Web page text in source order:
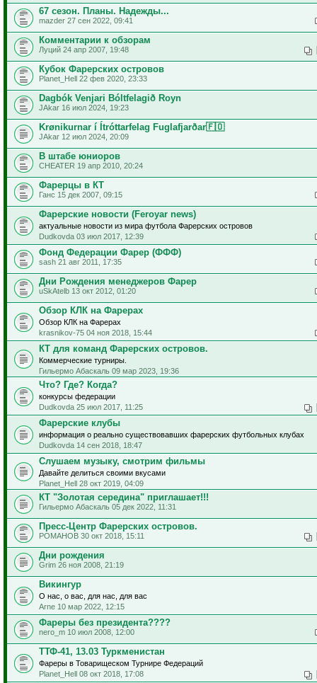
67 сезон. Планы. Надежды...
mazder 27 сен 2022, 09:41
Комментарии к обзорам
Луций 24 апр 2007, 19:48
Кубок Фарерских островов
Planet_Hell 22 фев 2020, 23:33
Dagbók Venjari Bóltfelagið Royn
JAkar 16 июл 2024, 19:23
Krønikurnar í Ítróttarfelag Fuglafjarðar🇫🇴
JAkar 12 июл 2024, 20:09
В штабе юниоров
CHEATER 19 апр 2010, 20:24
Фарерцы в КТ
Ганс 15 дек 2007, 09:15
Фарерские новости (Feroyar news)
актуальные новости из мира футбола Фарерских островов
Dudkovda 03 июл 2017, 12:39
Фонд Федерации Фарер (ФФФ)
sash 21 авг 2011, 17:35
Дни Рождения менеджеров Фарер
uSkAtelb 13 окт 2012, 01:20
Обзор КЛК на Фарерах
Обзор КЛК на Фарерах
krasnikov-75 04 ноя 2018, 15:44
КТ для команд Фарерских островов.
Коммерческие турниры.
Гильермо Абаскаль 09 мар 2023, 19:36
Что? Где? Когда?
конкурсы федерации
Dudkovda 25 июл 2017, 11:25
Фарерские клубы
информация о реально существовавших фарерских футбольных клубах
Dudkovda 14 сен 2018, 18:47
Слушаем музыку, смотрим фильмы
Давайте делиться своими вкусами
Planet_Hell 28 окт 2019, 04:09
КТ "Золотая середина" приглашает!!!
Гильермо Абаскаль 05 дек 2022, 11:31
Пресс-Центр Фарерских островов.
РОМАНОВ 30 окт 2018, 15:11
Дни рождения
Grim 26 ноя 2008, 21:19
Викингур
О нас, о вас, для нас, для вас
Arne 10 мар 2022, 12:15
Фареры без президента????
nero_m 10 июл 2008, 12:00
ТТФ-41, 13.03 Туркменистан
Фареры в Товарищеском Турнире Федераций
Planet_Hell 08 окт 2018, 17:08